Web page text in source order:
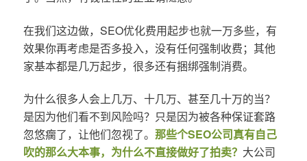
在我们这边做，SEO优化费用起步也就一万多些，有
效果你再考虑是否多投入，没有任何强制收费；其他
家基本都是几万起步，很多还有捆绑强制消费。
为什么很多人会上几万、十几万、甚至几十万的当？
是因为他们看不到风险吗？只是因为被各种保证套路
忽悠瘸了，让他们忽视了。 那些个SEO公司真有自己
吹的那么大本事，为什么不直接做好了拍卖？ 大公司